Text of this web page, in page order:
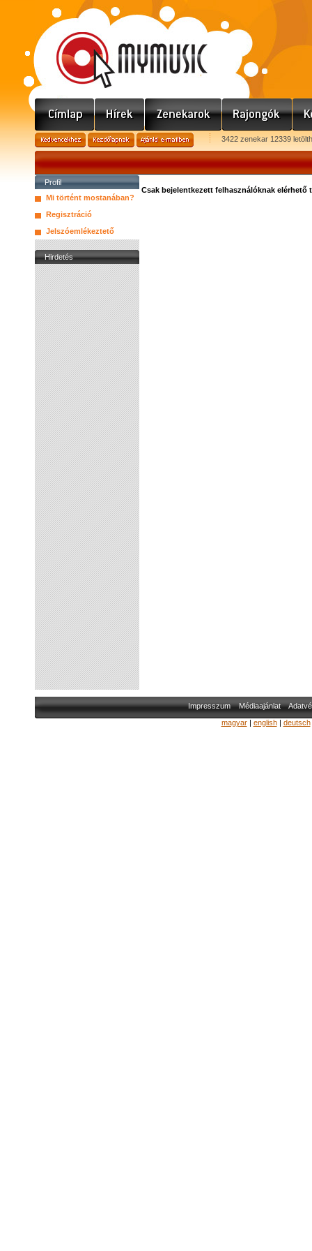
3422 zenekar 12339
Profil
Mi történt mostanában?
Regisztráció
Jelszóemlékeztető
Hirdetés
Csak bejelentkezett felhasználóknak elérhető
Impresszum Médiaajánlat
magyar| english| deutsch